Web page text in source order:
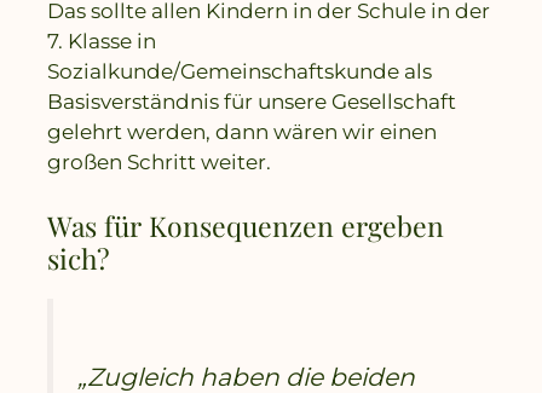
Das sollte allen Kindern in der Schule in der
7. Klasse in
Sozialkunde/Gemeinschaftskunde als
Basisverständnis für unsere Gesellschaft
gelehrt werden, dann wären wir einen
großen Schritt weiter.
Was für Konsequenzen ergeben
sich?
„Zugleich haben die beiden